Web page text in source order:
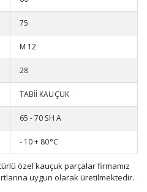
75
M 12
28
TABİİ KAUÇUK
65 - 70 SH A
- 10 + 80°C
özel kauçuk parçalar firmamız
uygun olarak üretilmektedir.